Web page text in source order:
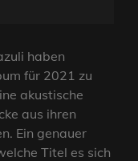
haben
für 2021 zu
akustische
aus ihren
Ein genauer
Titel es sich